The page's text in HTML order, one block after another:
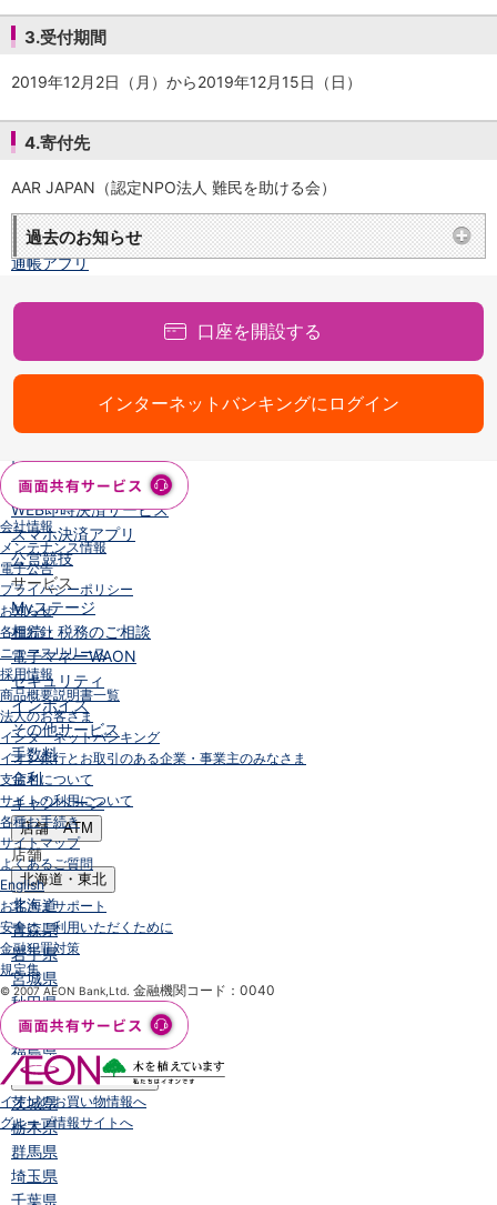
国内旅行傷害保険
スマホ保険
介護保険
クレジットカード
インターネットバンキング
アプリ
イオン銀行アプリTOP
通帳アプリ
イオングループアプリ
AEON Pay
TOP
AEON Pay
口座振替サービス
自動入金サービス
WEB即時決済サービス
スマホ決済アプリ
公営競技
サービス
Myステージ
相続・税務のご相談
電子マネーWAON
セキュリティ
インボイス
その他サービス
手数料
金利
キャンペーン
店舗・ATM
店舗
北海道・東北
北海道
青森県
岩手県
宮城県
秋田県
山形県
福島県
関東／北陸・甲信越
茨城県
栃木県
群馬県
埼玉県
千葉県
3.受付期間
2019年12月2日（月）から2019年12月15日（日）
4.寄付先
AAR JAPAN（認定NPO法人 難民を助ける会）
過去のお知らせ
口座を開設する
インターネットバンキングにログイン
会社情報
メンテナンス情報
電子公告
プライバシーポリシー
お知らせ
各種方針
ニュースリリース
採用情報
商品概要説明書一覧
法人のお客さま
インターネットバンキング
イオン銀行とお取引のある企業・事業主のみなさま
支店名について
サイトの利用について
各種お手続き
サイトマップ
よくあるご質問
English
お客さまサポート
安全にご利用いただくために
金融犯罪対策
規定集
© 2007 AEON Bank,Ltd. 金融機関コード：0040
イオンのお買い物情報へ
グループ情報サイトへ